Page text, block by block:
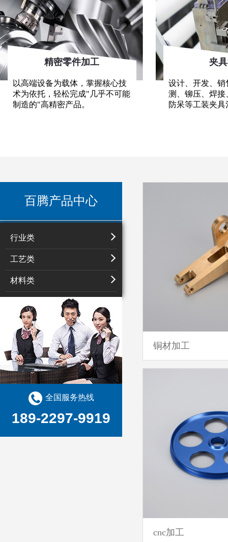
精密零件加工
以高端设备为载体，掌握核心技
术为依托，轻松完成"几乎不可能
制造的"高精密产品。
夹
设计、开发、
测、铆压、焊
防呆等工装夹具
百腾产品中心
行业类
工艺类
材料类
全国服务热线
189-2297-9919
铜材加工
cnc加工